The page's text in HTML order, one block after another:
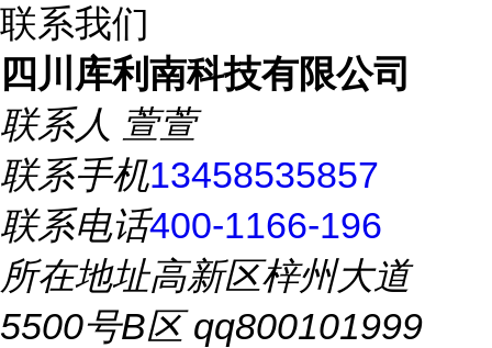
联系我们
四川库利南科技有限公司
联系人 萱萱
联系手机13458535857
联系电话400-1166-196
所在地址高新区梓州大道
5500号B区 qq800101999